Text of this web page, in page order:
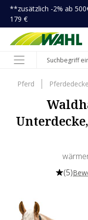
springen
**zusätzlich -2% ab
179 €
Pferd
(5)